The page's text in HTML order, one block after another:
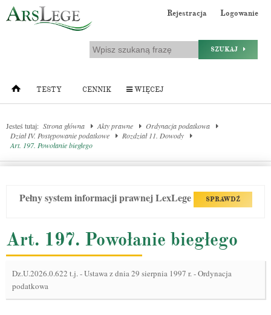
Rejestracja Logowanie
SZUKAJ
TESTY CENNIK WIĘCEJ
Jesteś tutaj: Strona główna Akty prawne
Ordynacja podatkowa
Dział IV. Postępowanie podatkowe
Rozdział 11. Dowody
Art. 197. Powołanie biegłego
Pełny system informacji prawnej LexLege SPRAWDŹ
Art. 197. Powołanie biegłego
Dz.U.2026.0.622 t.j.-Ustawa z dnia 29 sierpnia 1997 r. - Ordynacja
podatkowa